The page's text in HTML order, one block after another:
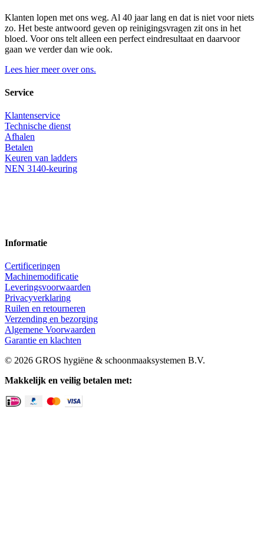
Klanten lopen met ons weg. Al 40 jaar lang en dat is niet voor niets
zo. Het beste antwoord geven op reinigingsvragen zit ons in het
bloed. Voor ons telt alleen een perfect eindresultaat en daarvoor
gaan we verder dan wie ook.
Lees hier meer over ons.
Service
Klantenservice
Technische dienst
Afhalen
Betalen
Keuren van ladders
NEN 3140-keuring
Informatie
Certificeringen
Machinemodificatie
Leveringsvoorwaarden
Privacyverklaring
Ruilen en retourneren
Verzending en bezorging
Algemene Voorwaarden
Garantie en klachten
© 2026 GROS hygiëne & schoonmaaksystemen B.V.
Makkelijk en veilig betalen met: